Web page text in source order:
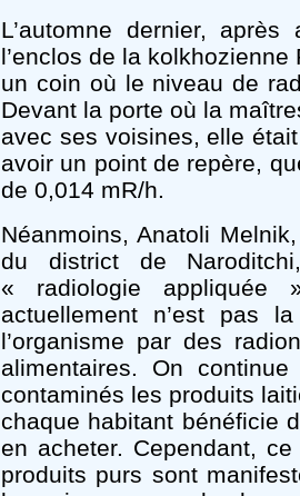
L’automne dernier,
l’enclos de la
un coin où le niveau de
Devant la porte où la
avec ses voisines, elle
avoir un point de repère,
de 0,014 mR/h.
Néanmoins, Anatoli
du district de
« radiologie appliquée
actuellement n’est pas
l’organisme par des
alimentaires. On
contaminés les produits
chaque habitant bénéficie
en acheter. Cependant,
produits purs sont